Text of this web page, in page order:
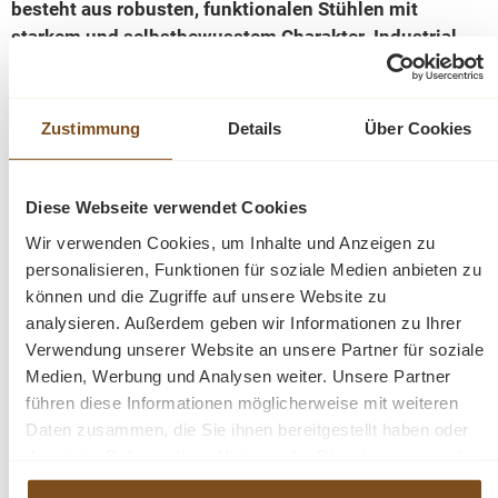
Zustimmung Details Über Cookies
Diese Webseite verwendet Cookies
Wir verwenden Cookies, um Inhalte und Anzeigen zu
personalisieren, Funktionen für soziale Medien anbieten zu
können und die Zugriffe auf unsere Website zu
analysieren. Außerdem geben wir Informationen zu Ihrer
Verwendung unserer Website an unsere Partner für soziale
Medien, Werbung und Analysen weiter. Unsere Partner
führen diese Informationen möglicherweise mit weiteren
Daten zusammen, die Sie ihnen bereitgestellt haben oder
haben.
besteht aus robusten, funktionalen Stühlen mit
starkem und selbstbewusstem Charakter. Industrial
steht für cooles und robustes Design, manchmal mit
Kombination und der Qualität der verwendeten
Fragen zum Produkt?
Menü schließen
Produktinformationen "Stuhl CIVO -
Esszimmerstuhl mit Armlehnen"
aus strapazierfähigen Stoff. Die Armlehnen sind
Ähnliche Produkte